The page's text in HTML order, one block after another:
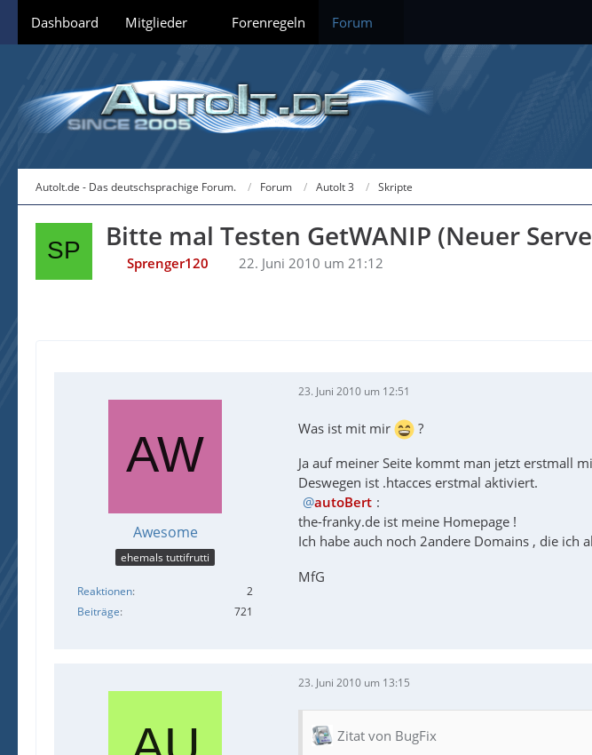
Dashboard Mitglieder Forenregeln Forum
AutoIt.de - Das deutschsprachige Forum. Forum AutoIt 3 Skripte
Bitte mal Testen GetWANIP (Neuer
Sprenger120 22. Juni 2010 um 21:12
Awesome
ehemals tuttifrutti
Reaktionen
2
Beiträge
721
23. Juni 2010 um 12:51
Was ist mit mir
?
Ja auf meiner Seite kommt man jetzt erstmall
Deswegen ist .htacces erstmal aktiviert.
autoBert :
the-franky.de ist meine Homepage !
Ich habe auch noch 2andere Domains , die ich
MfG
23. Juni 2010 um 13:15
Zitat von BugFix